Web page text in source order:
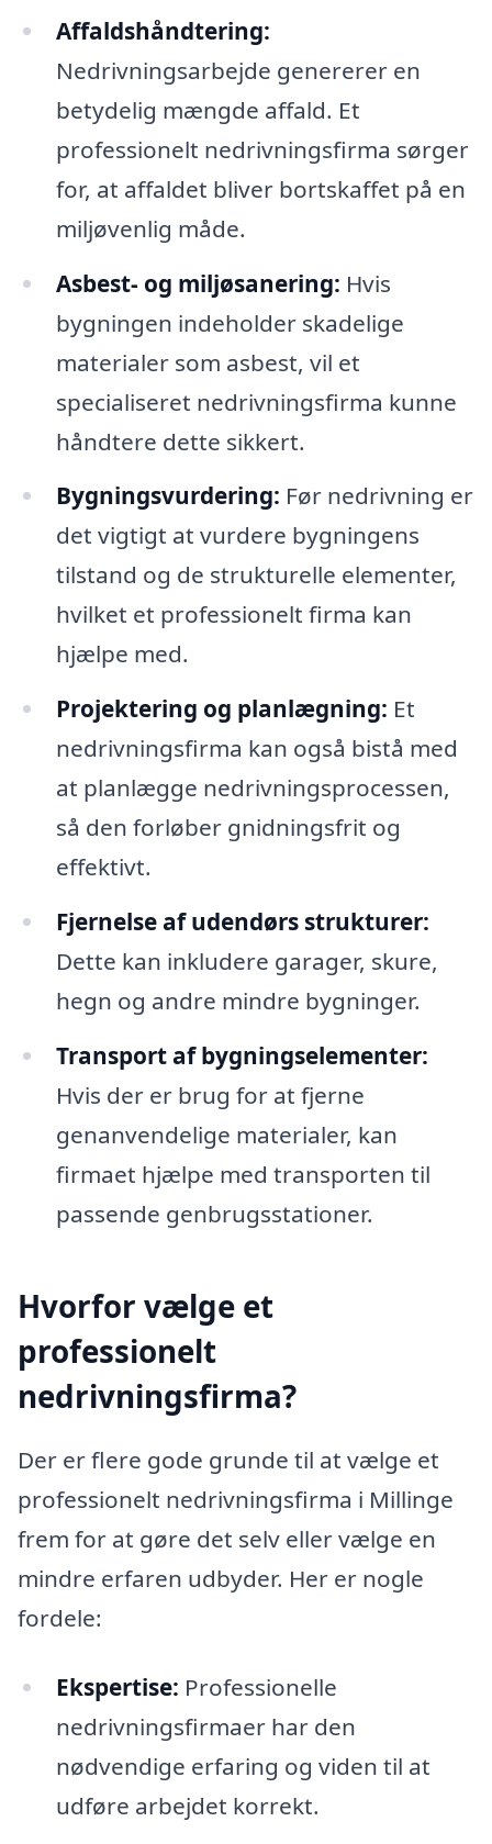
Affaldshåndtering:
Nedrivningsarbejde genererer en
betydelig mængde affald. Et
professionelt nedrivningsfirma sørger
for, at affaldet bliver bortskaffet på en
miljøvenlig måde.
Asbest- og miljøsanering: Hvis
bygningen indeholder skadelige
materialer som asbest, vil et
specialiseret nedrivningsfirma kunne
håndtere dette sikkert.
Bygningsvurdering: Før nedrivning er
det vigtigt at vurdere bygningens
tilstand og de strukturelle elementer,
hvilket et professionelt firma kan
hjælpe med.
Projektering og planlægning: Et
nedrivningsfirma kan også bistå med
at planlægge nedrivningsprocessen,
så den forløber gnidningsfrit og
effektivt.
Fjernelse af udendørs strukturer:
Dette kan inkludere garager, skure,
hegn og andre mindre bygninger.
Transport af bygningselementer:
Hvis der er brug for at fjerne
genanvendelige materialer, kan
firmaet hjælpe med transporten til
passende genbrugsstationer.
Hvorfor vælge et
professionelt
nedrivningsfirma?
Der er flere gode grunde til at vælge et
professionelt nedrivningsfirma i Millinge
frem for at gøre det selv eller vælge en
mindre erfaren udbyder. Her er nogle
fordele:
Ekspertise: Professionelle
nedrivningsfirmaer har den
nødvendige erfaring og viden til at
udføre arbejdet korrekt.